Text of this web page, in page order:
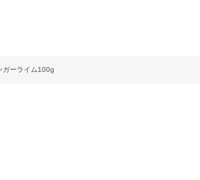
ガーライム100g